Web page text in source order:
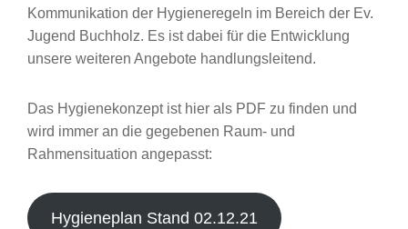
Kommunikation der Hygieneregeln im Bereich der Ev.
Jugend Buchholz. Es ist dabei für die Entwicklung
unsere weiteren Angebote handlungsleitend.
Das Hygienekonzept ist hier als PDF zu finden und
wird immer an die gegebenen Raum- und
Rahmensituation angepasst:
Hygieneplan Stand 02.12.21